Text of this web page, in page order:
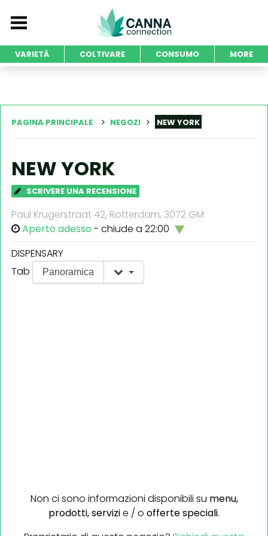
VARIETÀ COLTIVARE CONSUMO MORE
PAGINA PRINCIPALE NEGOZI NEW YORK
NEW YORK
SCRIVERE UNA RECENSIONE
Paul Krugerstraat 42, Rotterdam, 3072 GM
Aperto adesso - chiude a 22:00
DISPENSARY
Tab
Panoramica
Non ci sono informazioni disponibili su menu,
prodotti,servizie / o offerte speciali.